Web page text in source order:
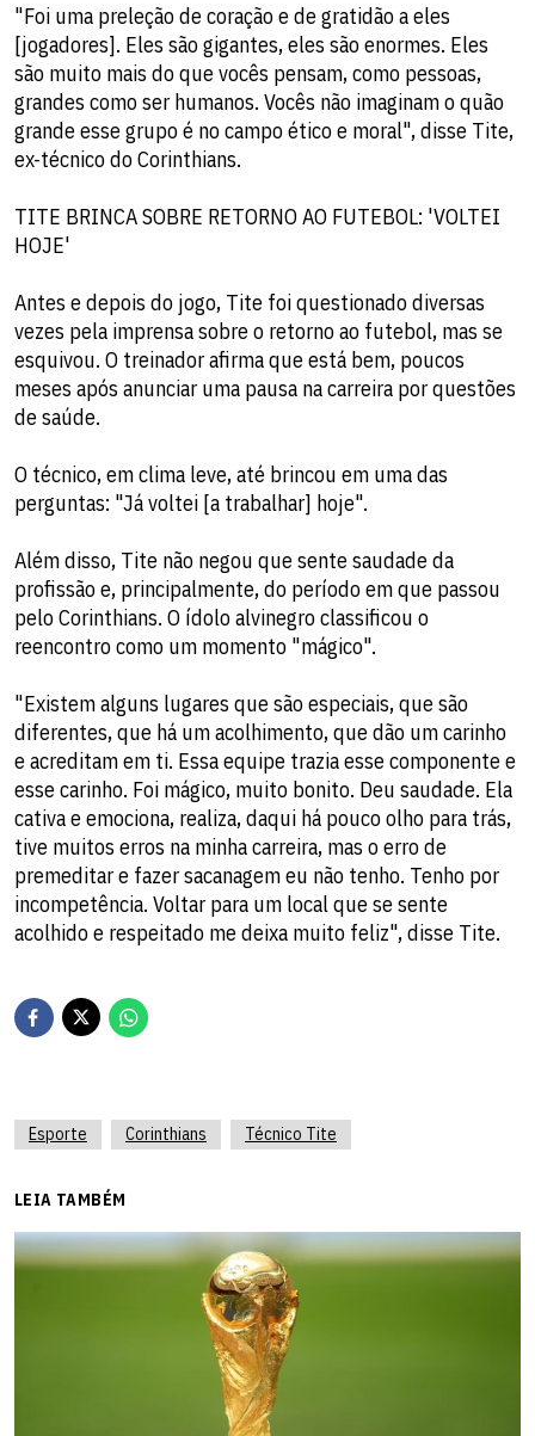
"Foi uma preleção de coração e de gratidão a eles
[jogadores]. Eles são gigantes, eles são enormes. Eles
são muito mais do que vocês pensam, como pessoas,
grandes como ser humanos. Vocês não imaginam o quão
grande esse grupo é no campo ético e moral", disse Tite,
ex-técnico do Corinthians.
TITE BRINCA SOBRE RETORNO AO FUTEBOL: 'VOLTEI
HOJE'
Antes e depois do jogo, Tite foi questionado diversas
vezes pela imprensa sobre o retorno ao futebol, mas se
esquivou. O treinador afirma que está bem, poucos
meses após anunciar uma pausa na carreira por questões
de saúde.
O técnico, em clima leve, até brincou em uma das
perguntas: "Já voltei [a trabalhar] hoje".
Além disso, Tite não negou que sente saudade da
profissão e, principalmente, do período em que passou
pelo Corinthians. O ídolo alvinegro classificou o
reencontro como um momento "mágico".
"Existem alguns lugares que são especiais, que são
diferentes, que há um acolhimento, que dão um carinho
e acreditam em ti. Essa equipe trazia esse componente e
esse carinho. Foi mágico, muito bonito. Deu saudade. Ela
cativa e emociona, realiza, daqui há pouco olho para trás,
tive muitos erros na minha carreira, mas o erro de
premeditar e fazer sacanagem eu não tenho. Tenho por
incompetência. Voltar para um local que se sente
acolhido e respeitado me deixa muito feliz", disse Tite.
Esporte Corinthians Técnico Tite
LEIA TAMBÉM